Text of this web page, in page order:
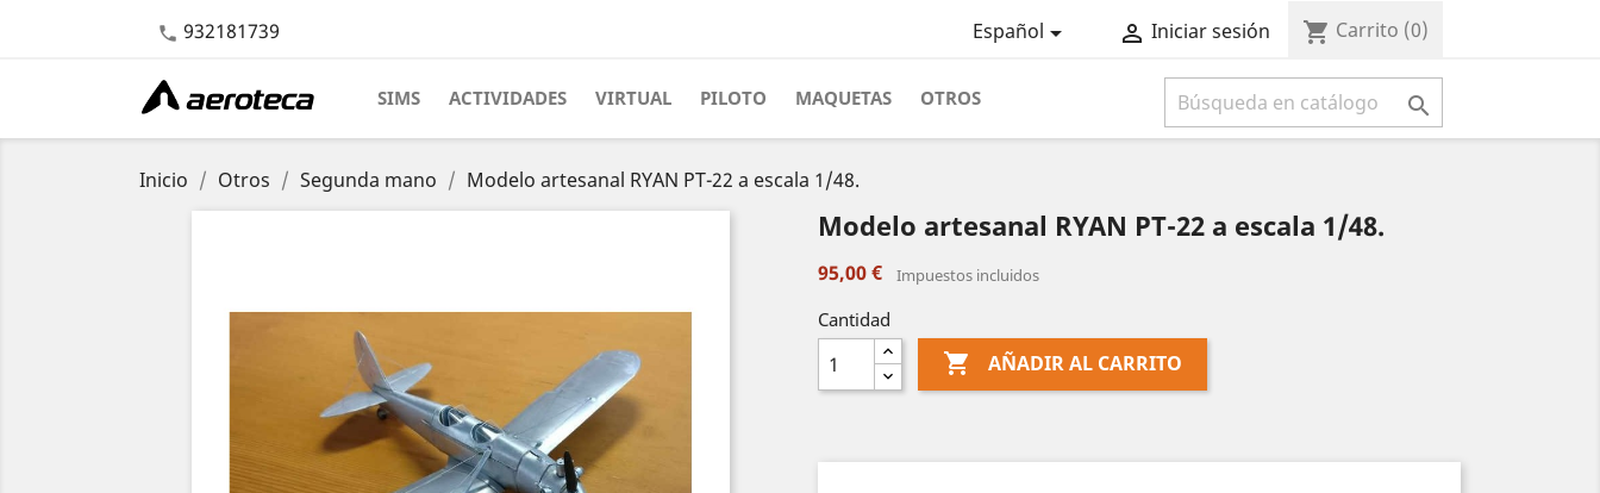
 932181739 Español  Iniciar sesión shopping_cart Carrito (0)
SIMS ACTIVIDADES VIRTUAL PILOTO MAQUETAS OTROS 
Inicio Otros Segunda mano Modelo artesanal RYAN PT-22 a escala 1/48.
Modelo artesanal RYAN PT-22 a escala 1/48.
95,00 € Impuestos incluidos
Cantidad
 AÑADIR AL CARRITO